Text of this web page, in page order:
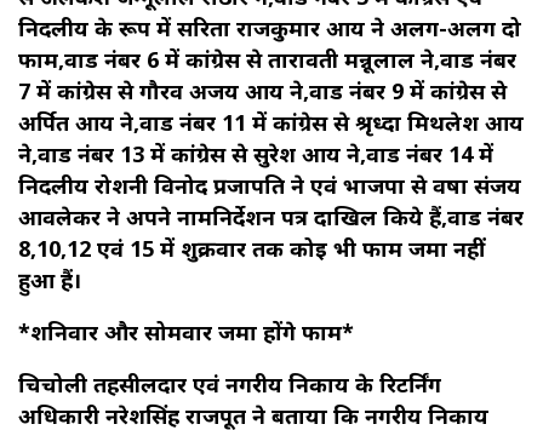
निर्दलीय के रूप में सरिता राजकुमार आर्य ने अलग-अलग दो
फार्म,वार्ड नंबर 6 में कांग्रेस से तारावती मन्नूलाल ने,वार्ड नंबर
7 में कांग्रेस से गौरव अजय आर्य ने,वार्ड नंबर 9 में कांग्रेस से
अर्पित आर्य ने,वार्ड नंबर 11 में कांग्रेस से श्रृध्दा मिथलेश आर्य
ने,वार्ड नंबर 13 में कांग्रेस से सुरेश आर्य ने,वार्ड नंबर 14 में
निर्दलीय रोशनी विनोद प्रजापति ने एवं भाजपा से वर्षा संजय
आवलेकर ने अपने नामनिर्देशन पत्र दाखिल किये हैं,वार्ड नंबर
8,10,12 एवं 15 में शुक्रवार तक कोई भी फार्म जमा नहीं
हुआ हैं।
*शनिवार और सोमवार जमा होंगे फार्म*
चिचोली तहसीलदार एवं नगरीय निकाय के रिटर्निंग
अधिकारी नरेशसिंह राजपूत ने बताया कि नगरीय निकाय